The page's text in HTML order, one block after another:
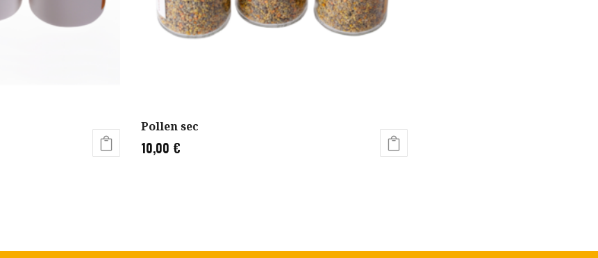
Pollen sec
10,00 €